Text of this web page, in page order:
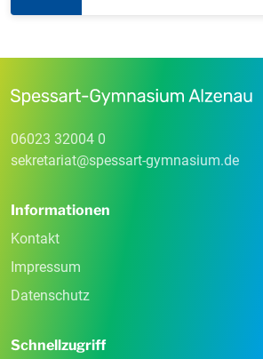
06023 32004 0
sekretariat@spessart-gymnasium.de
Informationen
Kontakt
Impressum
Datenschutz
Schnellzugriff